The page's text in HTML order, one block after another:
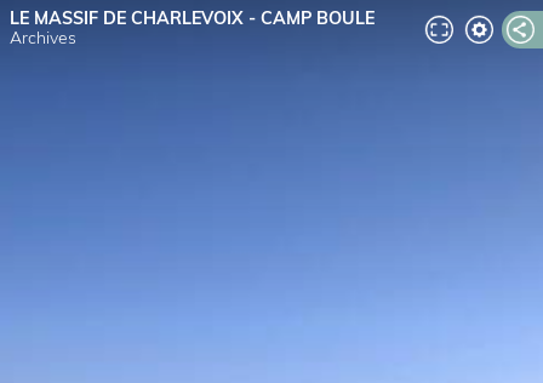
LE MASSIF DE CHARLEVOIX - CAMP BOULE
Archives